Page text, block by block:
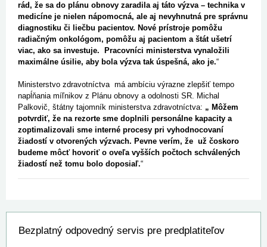
rád, že sa do plánu obnovy zaradila aj táto výzva – technika v
medicíne je nielen nápomocná, ale aj nevyhnutná pre správnu
diagnostiku či liečbu pacientov. Nové prístroje pomôžu
radiačným onkológom, pomôžu aj pacientom a štát ušetrí
viac, ako sa investuje. Pracovníci ministerstva vynaložili
maximálne úsilie, aby bola výzva tak úspešná, ako je.“
Ministerstvo zdravotníctva má ambíciu výrazne zlepšiť tempo
napĺňania míľnikov z Plánu obnovy a odolnosti SR. Michal
Palkovič, štátny tajomník ministerstva zdravotníctva: „ Môžem
potvrdiť, že na rezorte sme doplnili personálne kapacity a
zoptimalizovali sme interné procesy pri vyhodnocovaní
žiadostí v otvorených výzvach. Pevne verím, že už čoskoro
budeme môcť hovoriť o oveľa vyšších počtoch schválených
žiadostí než tomu bolo doposiaľ.“
Bezplatný odpovedný servis pre predplatiteľov